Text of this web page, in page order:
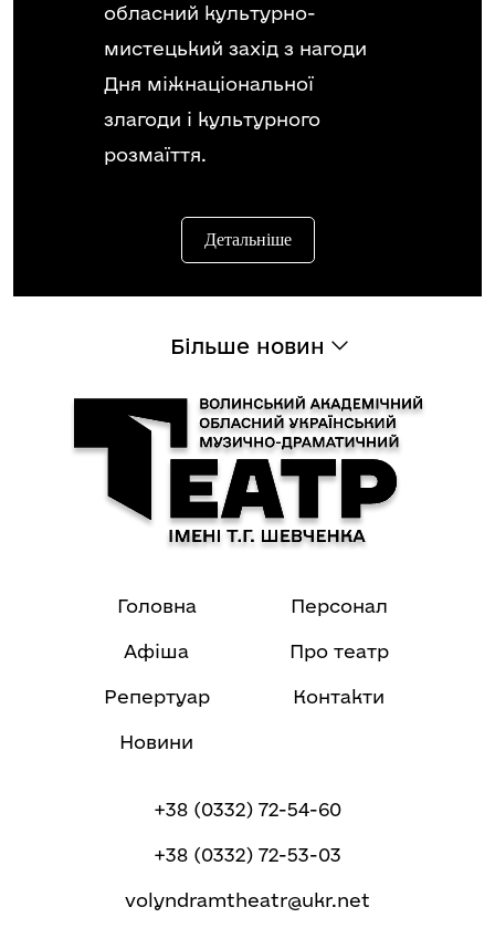
обласний культурно-
мистецький захід з нагоди
Дня міжнаціональної
злагоди і культурного
розмаїття.
Детальніше
Більше новин
Головна
Афіша
Репертуар
Новини
Персонал
Про театр
Контакти
+38 (0332) 72-54-60
+38 (0332) 72-53-03
volyndramtheatr@ukr.net